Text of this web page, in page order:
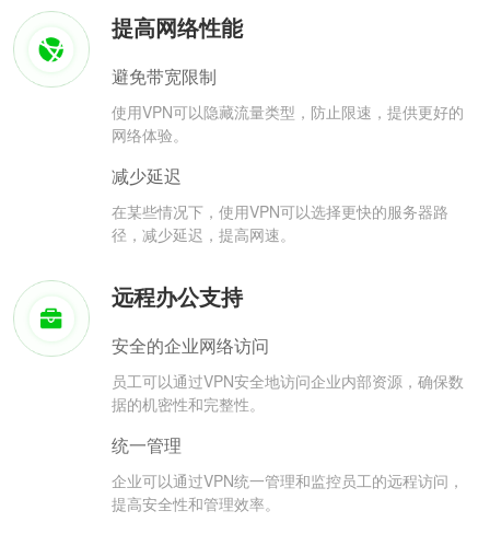
提高网络性能
避免带宽限制
使用VPN可以隐藏流量类型，防止限速，提供更好的
网络体验。
减少延迟
在某些情况下，使用VPN可以选择更快的服务器路
径，减少延迟，提高网速。
远程办公支持
安全的企业网络访问
员工可以通过VPN安全地访问企业内部资源，确保数
据的机密性和完整性。
统一管理
企业可以通过VPN统一管理和监控员工的远程访问，
提高安全性和管理效率。